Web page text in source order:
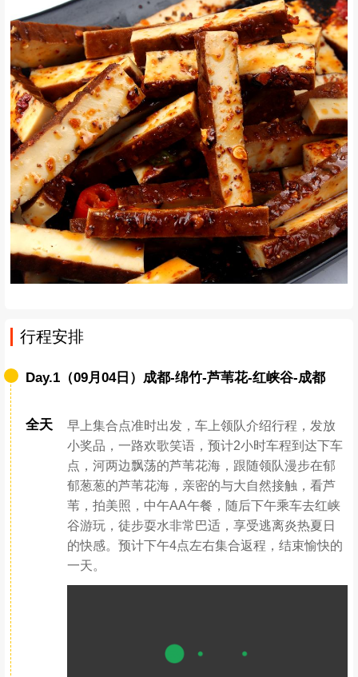
该豆腐得到与道家与佛家两家的精传。其口味独特，内含天然植物蛋
白，多种氨基酸等营养成分。红白豆腐堪称什邡一佳，现在品种和口
味已经有数十种，受到全国各地消费者的好评。
红白豆腐一直沿用胆水点浆，依李时珍<<本草纲目>>称：“黄豆，差
比羊肉”，因而制成浆，既为高蛋白，用胆水更能促健脾开胃；不比
石膏点浆，性凉，久食易伤脾胃，颇有道理。